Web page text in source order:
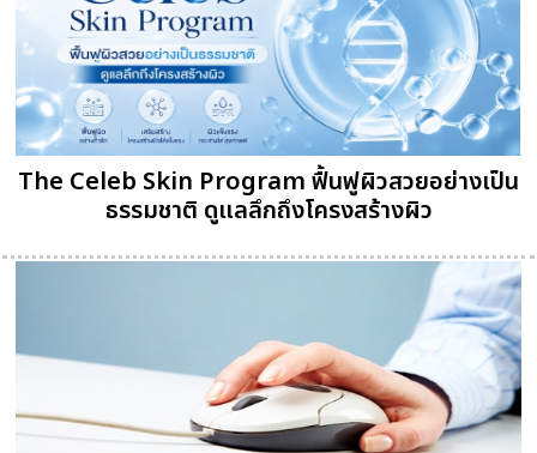
The Celeb Skin Program ฟื้นฟูผิวสวยอย่างเป็น
ธรรมชาติ ดูแลลึกถึงโครงสร้างผิว